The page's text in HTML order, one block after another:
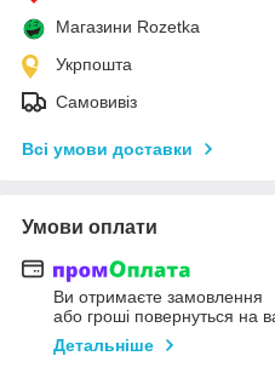
Магазини Rozetka
Укрпошта
Самовивіз
Всі умови доставки
Умови оплати
Ви отримаєте замовлення
або гроші повернуться на
Детальніше